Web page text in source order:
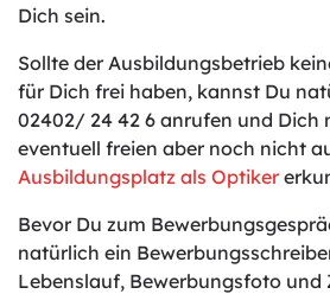
Dich sein.
Sollte der Ausbildungsbetrieb
für Dich frei haben, kannst Du
02402/ 24 42 6 anrufen und Dich
eventuell freien aber noch nicht
Ausbildungsplatz als Optiker
Bevor Du zum
natürlich ein
Lebenslauf, Bewerbungsfoto und